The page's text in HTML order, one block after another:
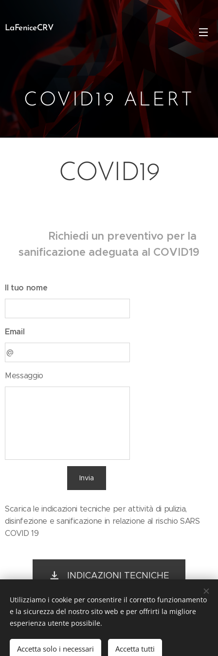
LaFeniceCRV
COVID19 ALERT
COVID19
Richiedi un preventivo per la
sanificazione adeguata al COVID19
Il tuo nome
Email
Messaggio
Invia
Scarica le indicazioni tecniche per attività di pulizia,
disinfezione e sanificazione in relazione al rischio SARS
COVID 19
INDICAZIONI TECNICHE
La Fenicecrv, Via Angelo Masina 9/4, 16144
Genova, +39 3420854750
Cookies
Utilizziamo i cookie per consentire il corretto funzionamento
e la sicurezza del nostro sito web e per offrirti la migliore
esperienza utente possibile.
Accetta solo i necessari Accetta tutti